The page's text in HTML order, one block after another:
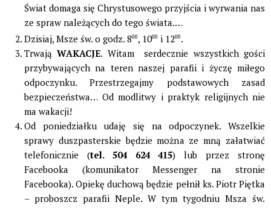
Świat domaga się Chrystusowego przyjścia i wyrwania nas
ze spraw należących do tego świata.…
Dzisiaj, Msze św. o godz. 800, 1000 i 1200.
TrwająWAKACJE. Witam serdecznie wszystkich gości
przybywających na teren naszej parafii i życzę miłego
odpoczynku. Przestrzegajmy podstawowych zasad
bezpieczeństwa… Od modlitwy i praktyk religijnych nie
ma wakacji!
Od poniedziałku udaję się na odpoczynek. Wszelkie
sprawy duszpasterskie będzie można ze mną załatwiać
telefonicznie (tel. 504 624 415) lub przez stronę
Facebooka (komunikator Messenger na stronie
Facebooka). Opiekę duchową będzie pełnił ks. Piotr Piętka
– proboszcz parafii Neple. W tym tygodniu Msza św.